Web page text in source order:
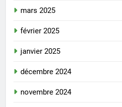
mars 2025
février 2025
janvier 2025
décembre 2024
novembre 2024